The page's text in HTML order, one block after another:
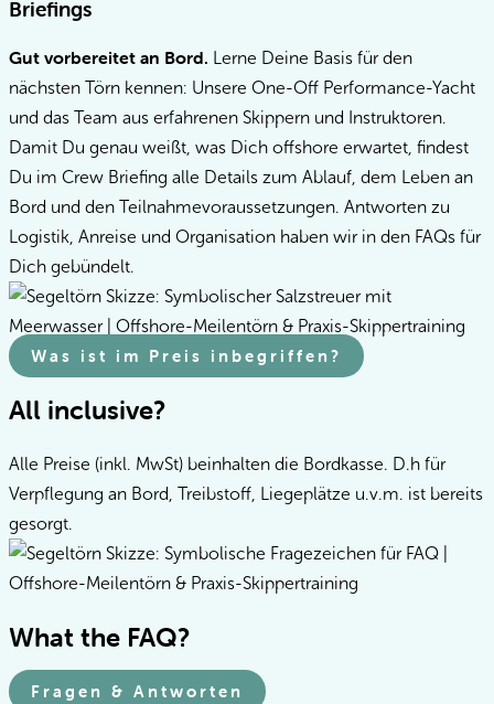
Briefings
Gut vorbereitet an Bord. Lerne Deine Basis für den
nächsten Törn kennen: Unsere One-Off Performance-Yacht
und das Team aus erfahrenen Skippern und Instruktoren.
Damit Du genau weißt, was Dich offshore erwartet, findest
Du im Crew Briefing alle Details zum Ablauf, dem Leben an
Bord und den Teilnahmevoraussetzungen. Antworten zu
Logistik, Anreise und Organisation haben wir in den FAQs für
Dich gebündelt.
Was ist im Preis inbegriffen?
All inclusive?
Alle Preise (inkl. MwSt) beinhalten die Bordkasse. D.h für
Verpflegung an Bord, Treibstoff, Liegeplätze u.v.m. ist bereits
gesorgt.
What the FAQ?
Fragen & Antworten